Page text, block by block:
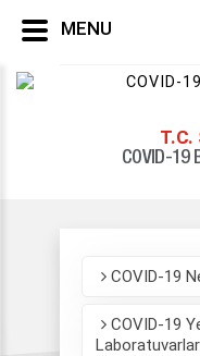
T.C.
COVID-
COVID-
COVID-19
COVID-19
MENU